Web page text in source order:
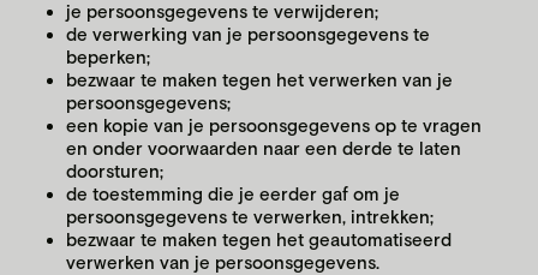
je persoonsgegevens te verwijderen;
de verwerking van je persoonsgegevens te
beperken;
bezwaar te maken tegen het verwerken van je
persoonsgegevens;
een kopie van je persoonsgegevens op te vragen
en onder voorwaarden naar een derde te laten
doorsturen;
de toestemming die je eerder gaf om je
persoonsgegevens te verwerken, intrekken;
bezwaar te maken tegen het geautomatiseerd
verwerken van je persoonsgegevens.